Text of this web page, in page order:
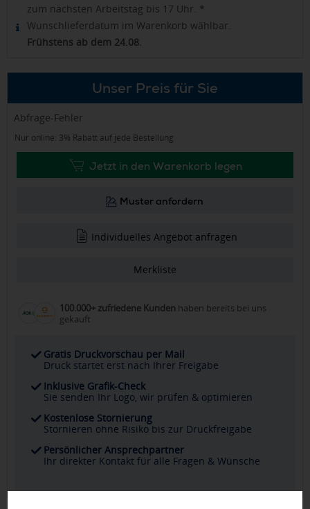
zum nächsten Arbeitstag bis 17 Uhr. *
Wunschlieferdatum im Warenkorb wählbar.
Frühstens ab dem 24.08.
Unser Preis für Sie
Abfrage-Fehler
Nur online: 3% Rabatt auf jede Bestellung
Jetzt in den Warenkorb legen
Muster anfordern
Individuelles Angebot anfragen
Merkliste
100.000+ zufriedene Kunden haben bereits bei uns
gekauft
Gratis Druckvorschau per Mail
Druck startet erst nach Ihrer Freigabe
Inklusive Grafik-Check
Sie senden Ihr Logo, wir prüfen & optimieren
Kostenlose Stornierung
Stornieren ohne Risiko bis zur Druckfreigabe
Persönlicher Ansprechpartner
Ihr direkter Kontakt für alle Fragen & Wünsche